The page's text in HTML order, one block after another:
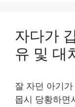
자다가
유 및 대
잘 자던 아기
몹시 당황하면